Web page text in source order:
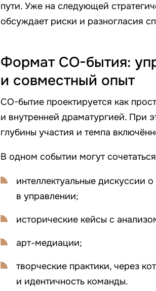
пути. Уже на следующей
обсуждает риски и разногласия
Формат СО-бытия:
и совместный опыт
СО-бытие проектируется как
и внутренней драматургией. При
глубины участия и темпа
В одном событии могут
интеллектуальные
в управлении;
исторические кейсы с
арт-медиации;
творческие практики, через
и идентичность команды.